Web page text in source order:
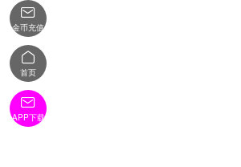

金币充值

首页

APP下载